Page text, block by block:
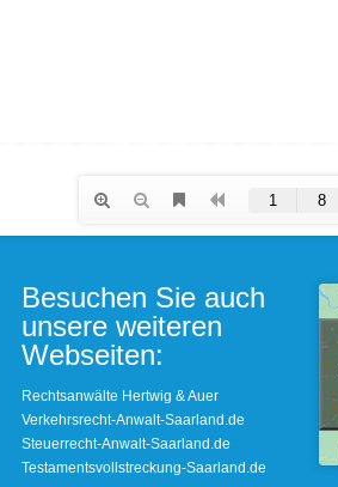
Besuchen Sie auch
unsere weiteren
Webseiten:
Rechtsanwälte Hertwig & Auer
Verkehrsrecht-Anwalt-Saarland.de
Steuerrecht-Anwalt-Saarland.de
Testamentsvollstreckung-Saarland.de